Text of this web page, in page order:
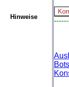
Hinweise